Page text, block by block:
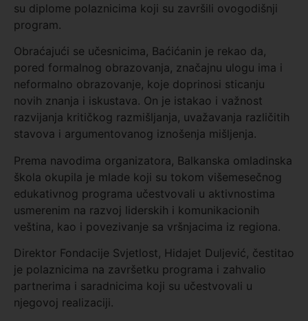
su diplome polaznicima koji su završili ovogodišnji
program.
Obraćajući se učesnicima, Baćićanin je rekao da,
pored formalnog obrazovanja, značajnu ulogu ima i
neformalno obrazovanje, koje doprinosi sticanju
novih znanja i iskustava. On je istakao i važnost
razvijanja kritičkog razmišljanja, uvažavanja različitih
stavova i argumentovanog iznošenja mišljenja.
Prema navodima organizatora, Balkanska omladinska
škola okupila je mlade koji su tokom višemesečnog
edukativnog programa učestvovali u aktivnostima
usmerenim na razvoj liderskih i komunikacionih
veština, kao i povezivanje sa vršnjacima iz regiona.
Direktor Fondacije Svjetlost, Hidajet Duljević, čestitao
je polaznicima na završetku programa i zahvalio
partnerima i saradnicima koji su učestvovali u
njegovoj realizaciji.